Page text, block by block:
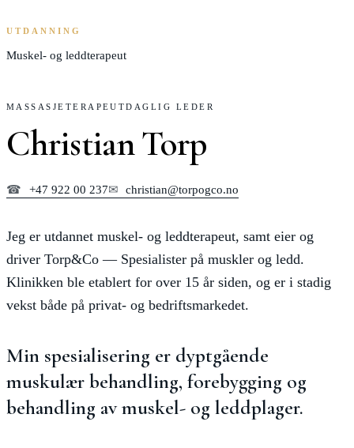
UTDANNING
Muskel- og leddterapeut
MASSASJETERAPEUTDAGLIG LEDER
Christian Torp
☎ +47 922 00 237✉ christian@torpogco.no
Jeg er utdannet muskel- og leddterapeut, samt eier og
driver Torp&Co — Spesialister på muskler og ledd.
Klinikken ble etablert for over 15 år siden, og er i stadig
vekst både på privat- og bedriftsmarkedet.
Min spesialisering er dyptgående
muskulær behandling, forebygging og
behandling av muskel- og leddplager.